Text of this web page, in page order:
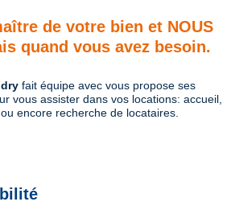
de votre bien et NOUS
quand vous avez besoin.
fait équipe avec vous propose ses
vous assister dans vos locations: accueil,
encore recherche de locataires.